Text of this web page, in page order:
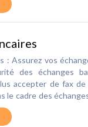
le logiciel
: Assurez vos
des échanges
accepter de fax de
le cadre des
et longue, où
maintenant être